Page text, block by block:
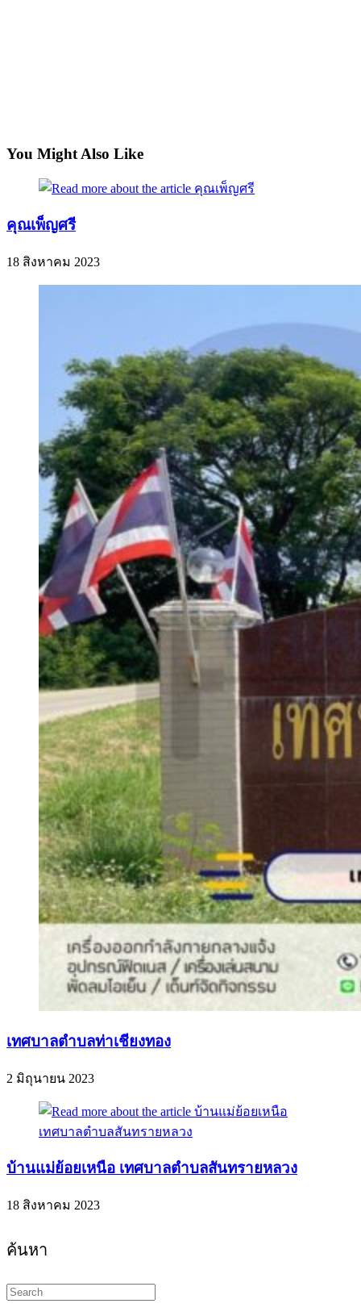
You Might Also Like
คุณเพ็ญศรี
18 สิงหาคม 2023
เทศบาลตำบลท่าเชียงทอง
2 มิถุนายน 2023
บ้านแม่ย้อยเหนือ เทศบาลตำบลสันทรายหลวง
18 สิงหาคม 2023
ค้นหา
Search
this